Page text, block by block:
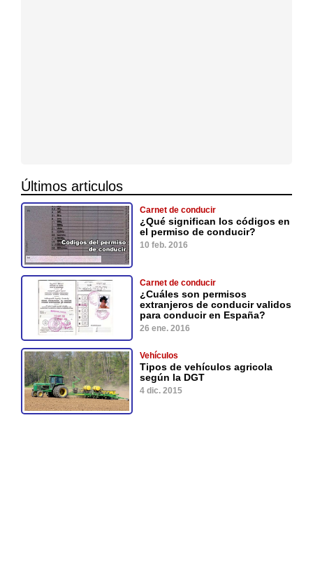
Últimos articulos
Carnet de conducir
¿Qué significan los códigos en
el permiso de conducir?
10 feb. 2016
Carnet de conducir
¿Cuáles son permisos
extranjeros de conducir validos
para conducir en España?
26 ene. 2016
Vehículos
Tipos de vehículos agricola
según la DGT
4 dic. 2015